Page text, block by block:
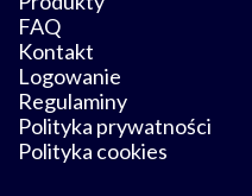
FAQ
Kontakt
Logowanie
Regulaminy
Polityka prywatności
Polityka cookies